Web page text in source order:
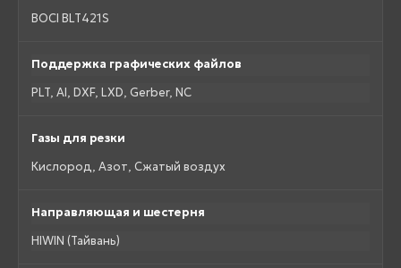
BOCI BLT421S
Поддержка графических файлов
PLT, AI, DXF, LXD, Gerber, NC
Газы для резки
Кислород, Азот, Сжатый воздух
Направляющая и шестерня
HIWIN (Тайвань)